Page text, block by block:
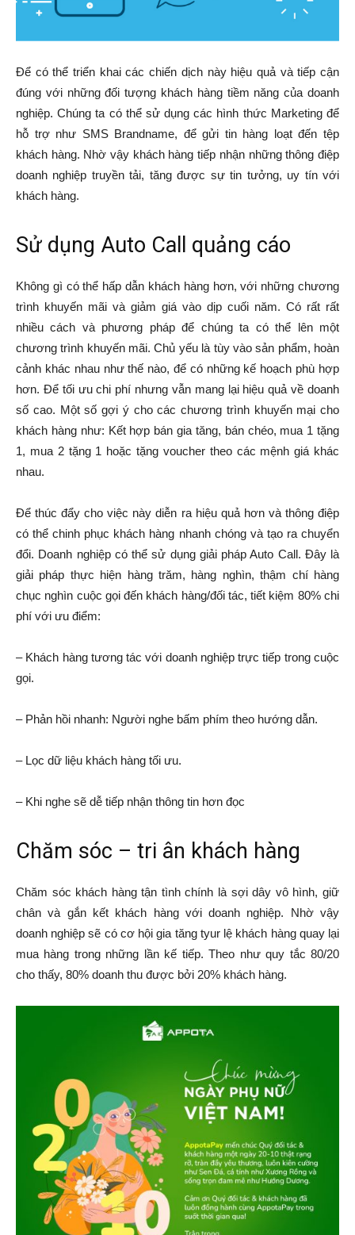
Để có thể triển khai các chiến dịch này hiệu quả và tiếp cận
đúng với những đối tượng khách hàng tiềm năng của doanh
nghiệp. Chúng ta có thể sử dụng các hình thức Marketing để
hỗ trợ như SMS Brandname, để gửi tin hàng loạt đến tệp
khách hàng. Nhờ vậy khách hàng tiếp nhận những thông điệp
doanh nghiệp truyền tải, tăng được sự tin tưởng, uy tín với
khách hàng.
Sử dụng Auto Call quảng cáo
Không gì có thể hấp dẫn khách hàng hơn, với những chương
trình khuyến mãi và giảm giá vào dịp cuối năm. Có rất rất
nhiều cách và phương pháp để chúng ta có thể lên một
chương trình khuyến mãi. Chủ yếu là tùy vào sản phẩm, hoàn
cảnh khác nhau như thế nào, để có những kế hoạch phù hợp
hơn. Để tối ưu chi phí nhưng vẫn mang lại hiệu quả về doanh
số cao. Một số gợi ý cho các chương trình khuyến mại cho
khách hàng như: Kết hợp bán gia tăng, bán chéo, mua 1 tặng
1, mua 2 tặng 1 hoặc tặng voucher theo các mệnh giá khác
nhau.
Để thúc đẩy cho việc này diễn ra hiệu quả hơn và thông điệp
có thể chinh phục khách hàng nhanh chóng và tạo ra chuyển
đổi. Doanh nghiệp có thể sử dụng giải pháp Auto Call. Đây là
giải pháp thực hiện hàng trăm, hàng nghìn, thậm chí hàng
chục nghìn cuộc gọi đến khách hàng/đối tác, tiết kiệm 80% chi
phí với ưu điểm:
– Khách hàng tương tác với doanh nghiệp trực tiếp trong cuộc
gọi.
– Phản hồi nhanh: Người nghe bấm phím theo hướng dẫn.
– Lọc dữ liệu khách hàng tối ưu.
– Khi nghe sẽ dễ tiếp nhận thông tin hơn đọc
Chăm sóc – tri ân khách hàng
Chăm sóc khách hàng tận tình chính là sợi dây vô hình, giữ
chân và gắn kết khách hàng với doanh nghiệp. Nhờ vậy
doanh nghiệp sẽ có cơ hội gia tăng tyur lệ khách hàng quay lại
mua hàng trong những lần kế tiếp. Theo như quy tắc 80/20
cho thấy, 80% doanh thu được bởi 20% khách hàng.